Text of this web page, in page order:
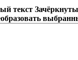
текст